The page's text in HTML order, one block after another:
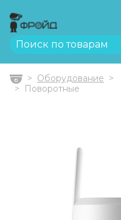
ГлавнаяОборудование
Поворотные